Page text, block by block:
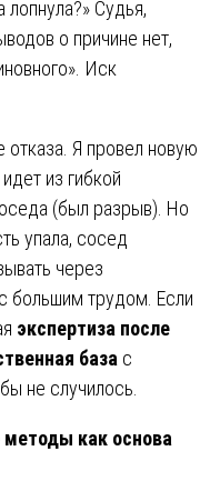
лопнула?» Судья,
о причине нет,
Иск
Я провел новую
из гибкой
(был разрыв). Но
упала, сосед
через
большим трудом. Если
экспертиза после
база с
не случилось.
как основа